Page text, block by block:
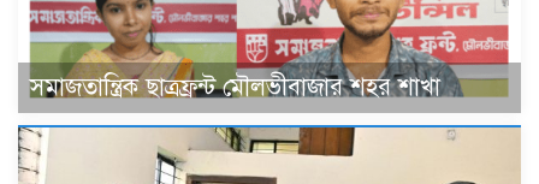
সমাজতান্ত্রিক ছাত্রফ্রন্ট মৌলভীবাজার শহর শাখা